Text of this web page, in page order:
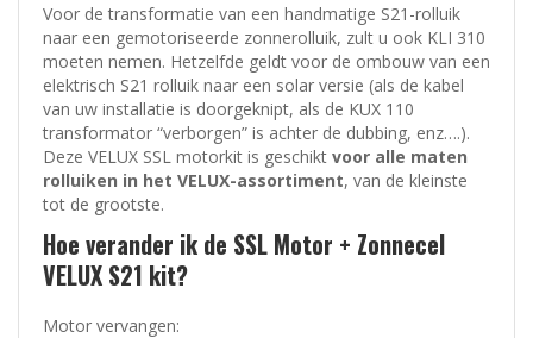
Voor de transformatie van een handmatige S21-rolluik
naar een gemotoriseerde zonnerolluik, zult u ook KLI 310
moeten nemen. Hetzelfde geldt voor de ombouw van een
elektrisch S21 rolluik naar een solar versie (als de kabel
van uw installatie is doorgeknipt, als de KUX 110
transformator “verborgen” is achter de dubbing, enz….).
Deze VELUX SSL motorkit is geschikt voor alle maten
rolluiken in het VELUX-assortiment, van de kleinste
tot de grootste.
Hoe verander ik de SSL Motor + Zonnecel
VELUX S21 kit?
Motor vervangen: